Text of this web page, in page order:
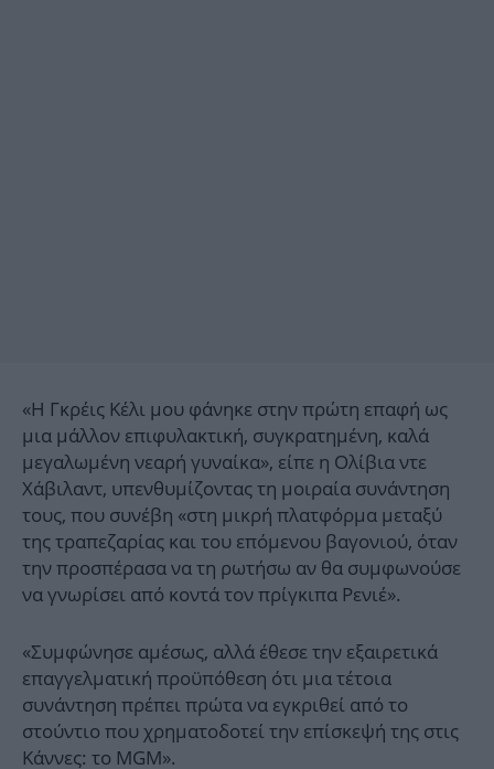
«Η Γκρέις Κέλι μου φάνηκε στην πρώτη επαφή ως
μια μάλλον επιφυλακτική, συγκρατημένη, καλά
μεγαλωμένη νεαρή γυναίκα», είπε η Ολίβια ντε
Χάβιλαντ, υπενθυμίζοντας τη μοιραία συνάντηση
τους, που συνέβη «στη μικρή πλατφόρμα μεταξύ
της τραπεζαρίας και του επόμενου βαγονιού, όταν
την προσπέρασα να τη ρωτήσω αν θα συμφωνούσε
να γνωρίσει από κοντά τον πρίγκιπα Ρενιέ».
«Συμφώνησε αμέσως, αλλά έθεσε την εξαιρετικά
επαγγελματική προϋπόθεση ότι μια τέτοια
συνάντηση πρέπει πρώτα να εγκριθεί από το
στούντιο που χρηματοδοτεί την επίσκεψή της στις
Κάννες: το MGM».